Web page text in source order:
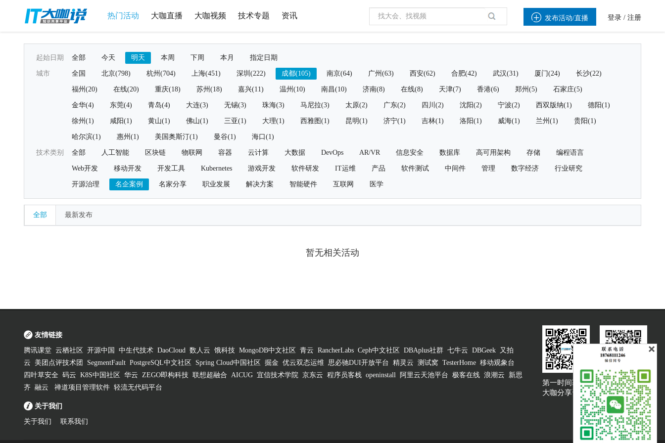
热门活动 大咖直播 大咖视频 技术专题 资讯  发布活动/直播 登录 / 注册
起始日期 全部 今天 明天 本周 下周 本月 指定日期
城市 全国 北京(798) 杭州(704) 上海(451) 深圳(222) 成都(105) 南京(64) 广州(63) 西安(62) 合肥(42) 武汉(31) 厦门(24) 长沙(22)
福州(20) 在线(20) 重庆(18) 苏州(18) 嘉兴(11) 温州(10) 南昌(10) 济南(8) 在线(8) 天津(7) 香港(6) 郑州(5) 石家庄(5)
金华(4) 东莞(4) 青岛(4) 大连(3) 无锡(3) 珠海(3) 马尼拉(3) 太原(2) 广东(2) 四川(2) 沈阳(2) 宁波(2) 西双版纳(1) 德阳(1)
徐州(1) 咸阳(1) 黄山(1) 佛山(1) 三亚(1) 大理(1) 西雅图(1) 昆明(1) 济宁(1) 吉林(1) 洛阳(1) 威海(1) 兰州(1) 贵阳(1)
哈尔滨(1) 惠州(1) 美国奥斯汀(1) 曼谷(1) 海口(1)
技术类别 全部 人工智能 区块链 物联网 容器 云计算 大数据 DevOps AR/VR 信息安全 数据库 高可用架构 存储 编程语言
Web开发 移动开发 开发工具 Kubernetes 游戏开发 软件研发 IT运维 产品 软件测试 中间件 管理 数字经济 行业研究
开源治理 名企案例 名家分享 职业发展 解决方案 智能硬件 互联网 医学
全部 最新发布
暂无相关活动
友情链接
腾讯课堂 云栖社区 开源中国 中生代技术 DaoCloud 数人云 饿科技 MongoDB中文社区 青云 RancherLabs Ceph中文社区 DBAplus社群 七牛云 DBGeek
又拍
云
美团点评技术团 SegmentFault PostgreSQL中文社区 Spring Cloud中国社区 掘金 优云双态运维 思必驰DUI开放平台 精灵云 测试窝 TesterHome 移动观象台
四叶草安全 码云 K8S中国社区 华云 ZEGO即构科技 联想超融合 AICUG 宜信技术学院 京东云 程序员客栈 openinstall 阿里云天池平台 极客在线 浪潮云
新思
齐 融云 禅道项目管理软件 轻流无代码平台
关于我们
关于我们 联系我们
第一时间获取
大咖分享资讯
大咖说吐槽客服